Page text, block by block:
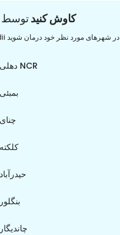
کاوش کنیدتوسط
با GoMedii در شهرهای مورد نظر خود درمان شوید
دهلی NCR
بمبئی
چنای
کلکته
حیدرآباد
بنگلور
چاندیگار